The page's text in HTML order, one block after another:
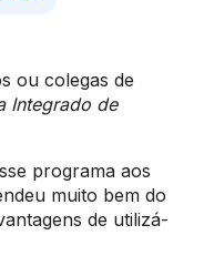
ou colegas de
Integrado de
programa aos
muito bem do
de utilizá-